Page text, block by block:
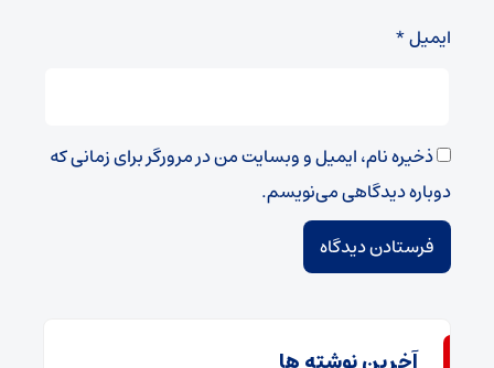
ایمیل*
ذخیره نام، ایمیل و وبسایت من در مرورگر برای زمانی که
دوباره دیدگاهی می‌نویسم.